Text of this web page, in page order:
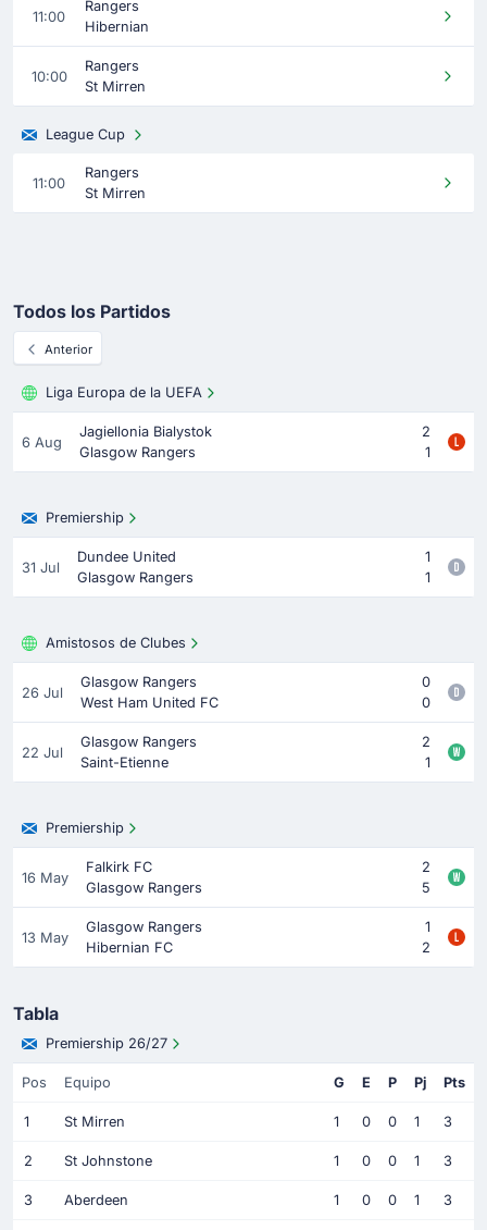
11:00
Rangers
Hibernian
10:00
Rangers
St Mirren
League Cup
11:00
Rangers
St Mirren
Todos los Partidos
Anterior
Liga Europa de la UEFA
6 Aug
Jagiellonia Bialystok
2
Glasgow Rangers
1
Premiership
31 Jul
Dundee United
1
Glasgow Rangers
1
Amistosos de Clubes
26 Jul
Glasgow Rangers
0
West Ham United FC
0
22 Jul
Glasgow Rangers
2
Saint-Etienne
1
Premiership
16 May
Falkirk FC
2
Glasgow Rangers
5
13 May
Glasgow Rangers
1
Hibernian FC
2
Tabla
Premiership 26/27
Pos Equipo G E P Pj Pts
1 St Mirren 1 0 0 1 3
2 St Johnstone 1 0 0 1 3
3 Aberdeen 1 0 0 1 3